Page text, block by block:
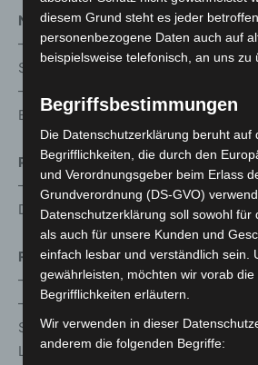
Neustadt
– Montag bis Mittwoch, 10-12 und
Straße 7
– Donnerstag und Freitag, 10-12 und
Böckler-Straße 65
Pattensen
– Donnerstag und Freitag, 10-12 und
Dorfgemeinschaftshaus Reden,
Ronnenberg
– Sonntag, 5.12., 9 bis 17 Uhr,
– Dienstag und Donnerstag, 10-12
Senioren- und Pflegestützpunkt
Löwenberger Straße 2a
diesem Grund steht es jeder
personenbezogene Daten auch auf
beispielsweise telefonisch, an uns zu
Begriffsbestimmungen
Die Datenschutzerklärung beruht auf
Begrifflichkeiten, die durch den
und Verordnungsgeber beim Erlass
Grundverordnung (DS-GVO)
Datenschutzerklärung soll sowohl für
als auch für unsere Kunden und
einfach lesbar und verständlich sein.
gewährleisten, möchten wir vorab die
Begrifflichkeiten erläutern.
Wir verwenden in dieser
anderem die folgenden Begriffe: